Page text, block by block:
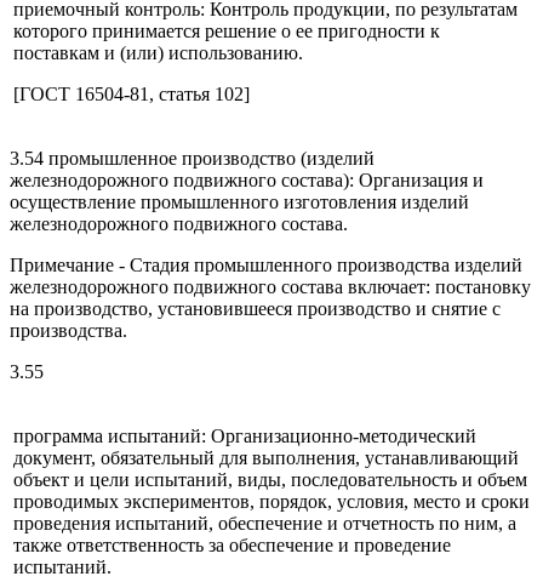
приемочный контроль: Контроль продукции, по результатам
которого принимается решение о ее пригодности к
поставкам и (или) использованию.
[ГОСТ 16504-81, статья 102]
3.54 промышленное производство (изделий
железнодорожного подвижного состава): Организация и
осуществление промышленного изготовления изделий
железнодорожного подвижного состава.
Примечание - Стадия промышленного производства изделий
железнодорожного подвижного состава включает: постановку
на производство, установившееся производство и снятие с
производства.
3.55
программа испытаний: Организационно-методический
документ, обязательный для выполнения, устанавливающий
объект и цели испытаний, виды, последовательность и объем
проводимых экспериментов, порядок, условия, место и сроки
проведения испытаний, обеспечение и отчетность по ним, а
также ответственность за обеспечение и проведение
испытаний.